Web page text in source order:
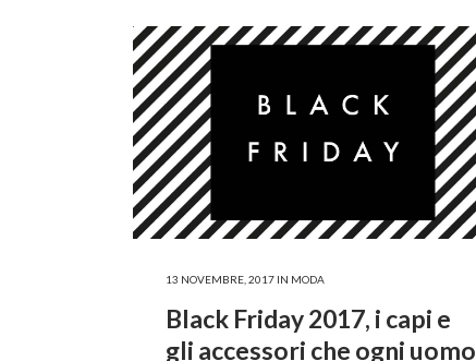
13 NOVEMBRE, 2017 IN MODA
Black Friday 2017, i capi e
gli accessori che ogni uomo